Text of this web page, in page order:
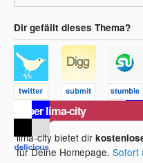
Dir gefällt dieses Thema?
Über lima-city
lima-city bietet dir
für Deine Homepage.Sofort